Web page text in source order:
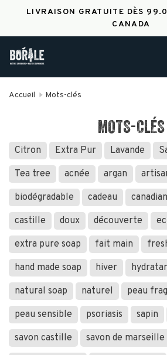
LIVRAISON GRATUITE DÈS
CANADA
Accueil Mots-clés
MOTS-CLÉS
Citron Extra Pur Lavande
Tea tree
acnée argan
biodégradable
cadeau canadian
castille
doux découverte
extra pure soap
fait main
hand made soap
hiver
natural soap
naturel
peau
peau sensible
psoriasis sapin
savon castille
savon de marseille